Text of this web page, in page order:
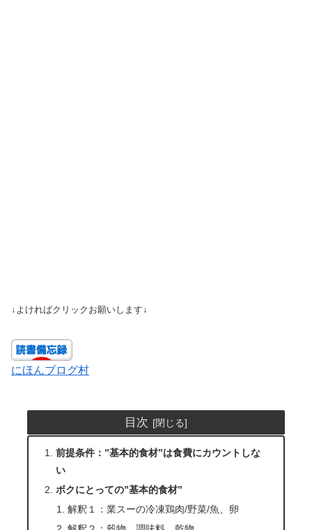
↓よければクリックお願いします↓
にほんブログ村
目次
前提条件：”基本的食材”は食費にカウントしな
い
ボクにとっての”基本的食材”
解釈１：業スーの冷凍鶏肉/野菜/魚、卵